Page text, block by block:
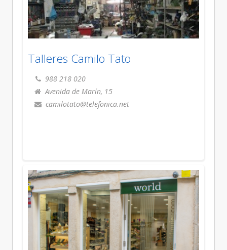
Talleres Camilo Tato
988 218 020
Avenida de Marín, 15
camilotato@telefonica.net